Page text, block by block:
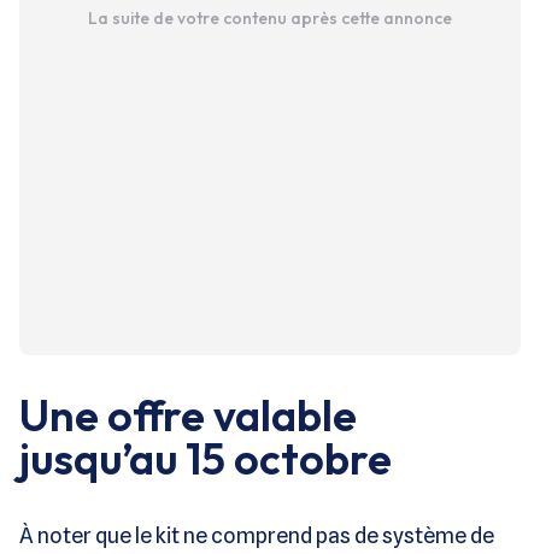
La suite de votre contenu après cette annonce
Une offre valable
jusqu’au 15 octobre
À noter que le kit ne comprend pas de système de